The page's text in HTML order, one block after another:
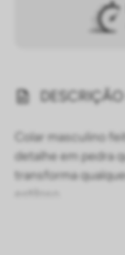
Colar masculino
detalhe em pedra
transforma